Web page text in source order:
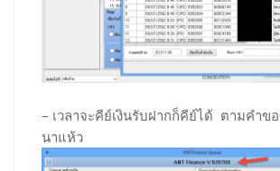
– เวลาจะคีย์เงินรับฝากก็คีย์ได้ ตามคำข
นาแห้ว